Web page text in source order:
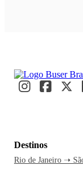
Destinos
Rio de Janeiro ➝